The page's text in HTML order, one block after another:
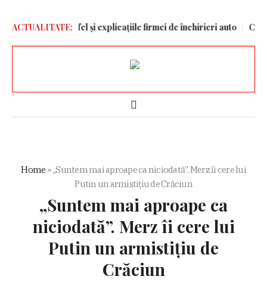
ACTUALITATE:
l-a blocat, la fel și explicațiile firmei de închirieri auto Crin
Home »„Suntem mai aproape ca niciodată”. Merz îi cere lui
Putin un armistițiu de Crăciun
„Suntem mai aproape ca
niciodată”. Merz îi cere lui
Putin un armistițiu de
Crăciun